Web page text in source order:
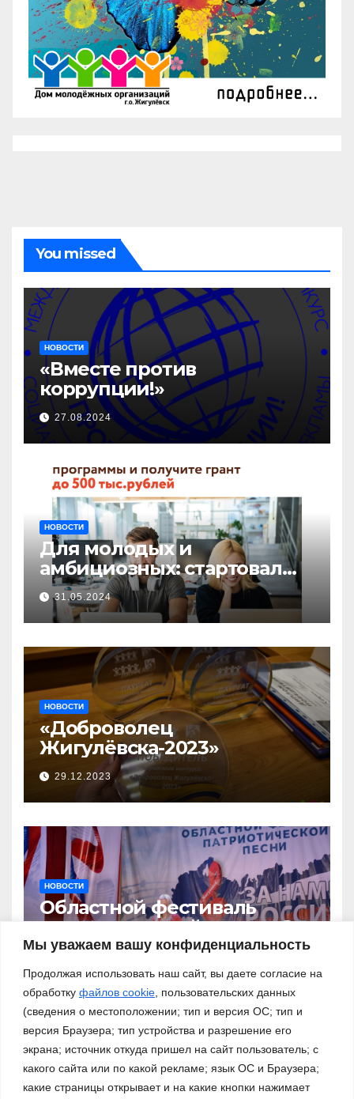
Мы уважаем вашу конфиденциальность
Продолжая использовать наш сайт, вы даете согласие на
обработку файлов cookie , пользовательских данных
(сведения о местоположении; тип и версия ОС; тип и
версия Браузера; тип устройства и разрешение его
экрана; источник откуда пришел на сайт пользователь; с
какого сайта или по какой рекламе; язык ОС и Браузера;
какие страницы открывает и на какие кнопки нажимает
You missed
НОВОСТИ
«Вместе против
коррупции!»
27.08.2024
НОВОСТИ
Для молодых и
амбициозных: стартовал
прием заявок на участие в
бизнес-акселераторе «Ты
предприниматель»
31.05.2024
НОВОСТИ
«Доброволец
Жигулёвска-2023»
29.12.2023
НОВОСТИ
Областной фестиваль
патриотической песни «За
нами – Россия!»